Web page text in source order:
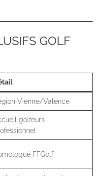
GOLF
Vienne/Valence
golfeurs
FFGolf